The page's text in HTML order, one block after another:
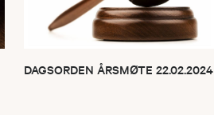
DAGSORDEN ÅRSMØTE 22.02.2024